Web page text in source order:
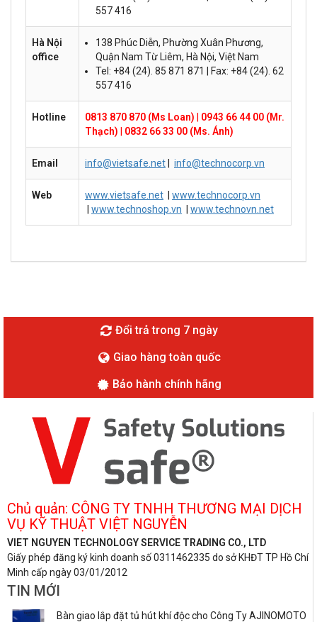
557 416
Hà Nội
office
138 Phúc Diễn, Phường Xuân Phương,
Quận Nam Từ Liêm, Hà Nội, Việt Nam
Tel: +84 (24). 85 871 871 | Fax: +84 (24). 62
557 416
Hotline 0813 870 870 (Ms Loan)
0943 66 44 00 (Mr.
Thạch)
0832 66 33 00 (Ms. Ánh)
Email info@vietsafe.net info@technocorp.vn
Web www.vietsafe.net
www.technocorp.vn
www.technoshop.vn www.technovn.net
Đổi trả trong 7 ngày
Giao hàng toàn quốc
Bảo hành chính hãng
Chủ quản: CÔNG TY TNHH THƯƠNG MẠI DỊCH
VỤ KỸ THUẬT VIỆT NGUYỄN
VIET NGUYEN TECHNOLOGY SERVICE TRADING CO., LTD
Giấy phép đăng ký kinh doanh số 0311462335 do sở KHĐT TP Hồ Chí
Minh cấp ngày 03/01/2012
TIN MỚI
Bàn giao lắp đặt tủ hút khí độc cho Công Ty AJINOMOTO